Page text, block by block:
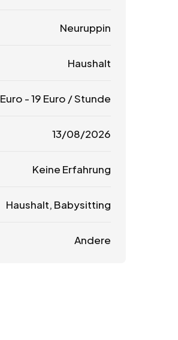
Neuruppin
Haushalt
Euro -19 Euro / Stunde
13/08/2026
Keine Erfahrung
Haushalt, Babysitting
Andere